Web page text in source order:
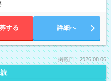
する 詳細へ
掲載日：2026.08.06